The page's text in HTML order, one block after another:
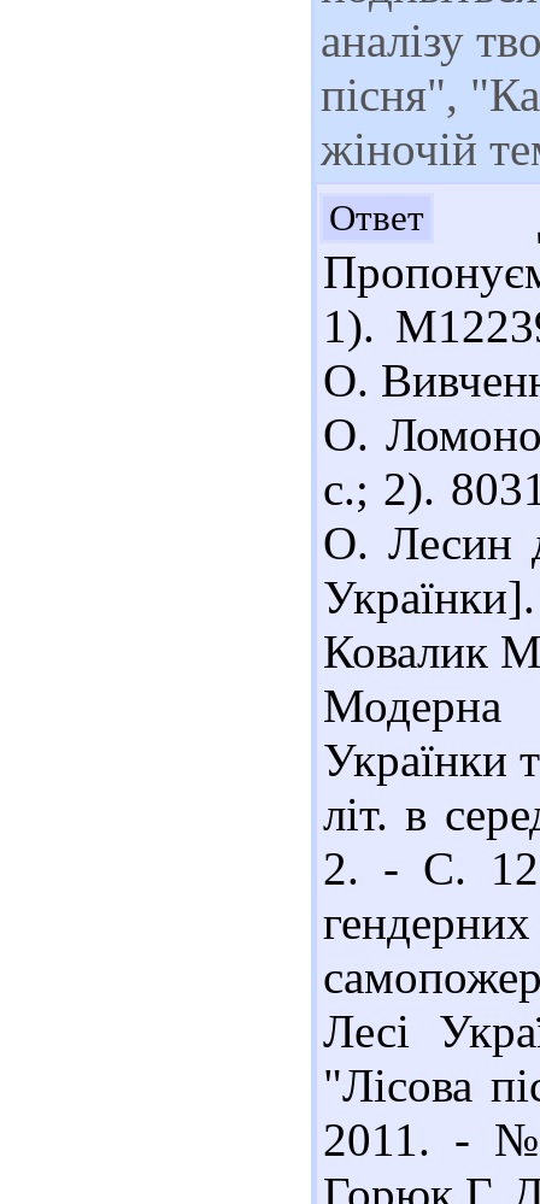
аналізу
пісня",
жіночій
Ответ
1).
О.
О.
с.; 2).
О. Лесин
Ковалик
Модерна
Українки
літ. в
2. - С.
Лесі
"Лісова
2011. -